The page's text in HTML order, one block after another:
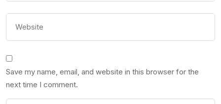
Save my name, email, and website in this browser for the
next time I comment.